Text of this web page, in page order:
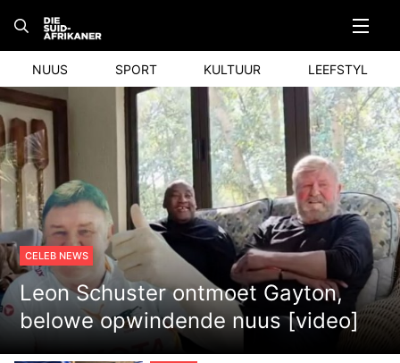
content
NUUS SPORT KULTUUR LEEFSTYL
CELEB NEWS
Leon Schuster ontmoet Gayton,
belowe opwindende nuus [video]